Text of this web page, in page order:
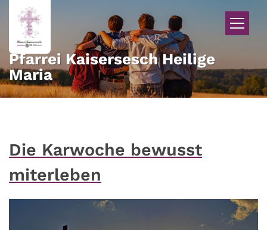
Zum Inhalt springen
Pfarrei Kaisersesch Heilige
Maria
Die Karwoche bewusst
miterleben